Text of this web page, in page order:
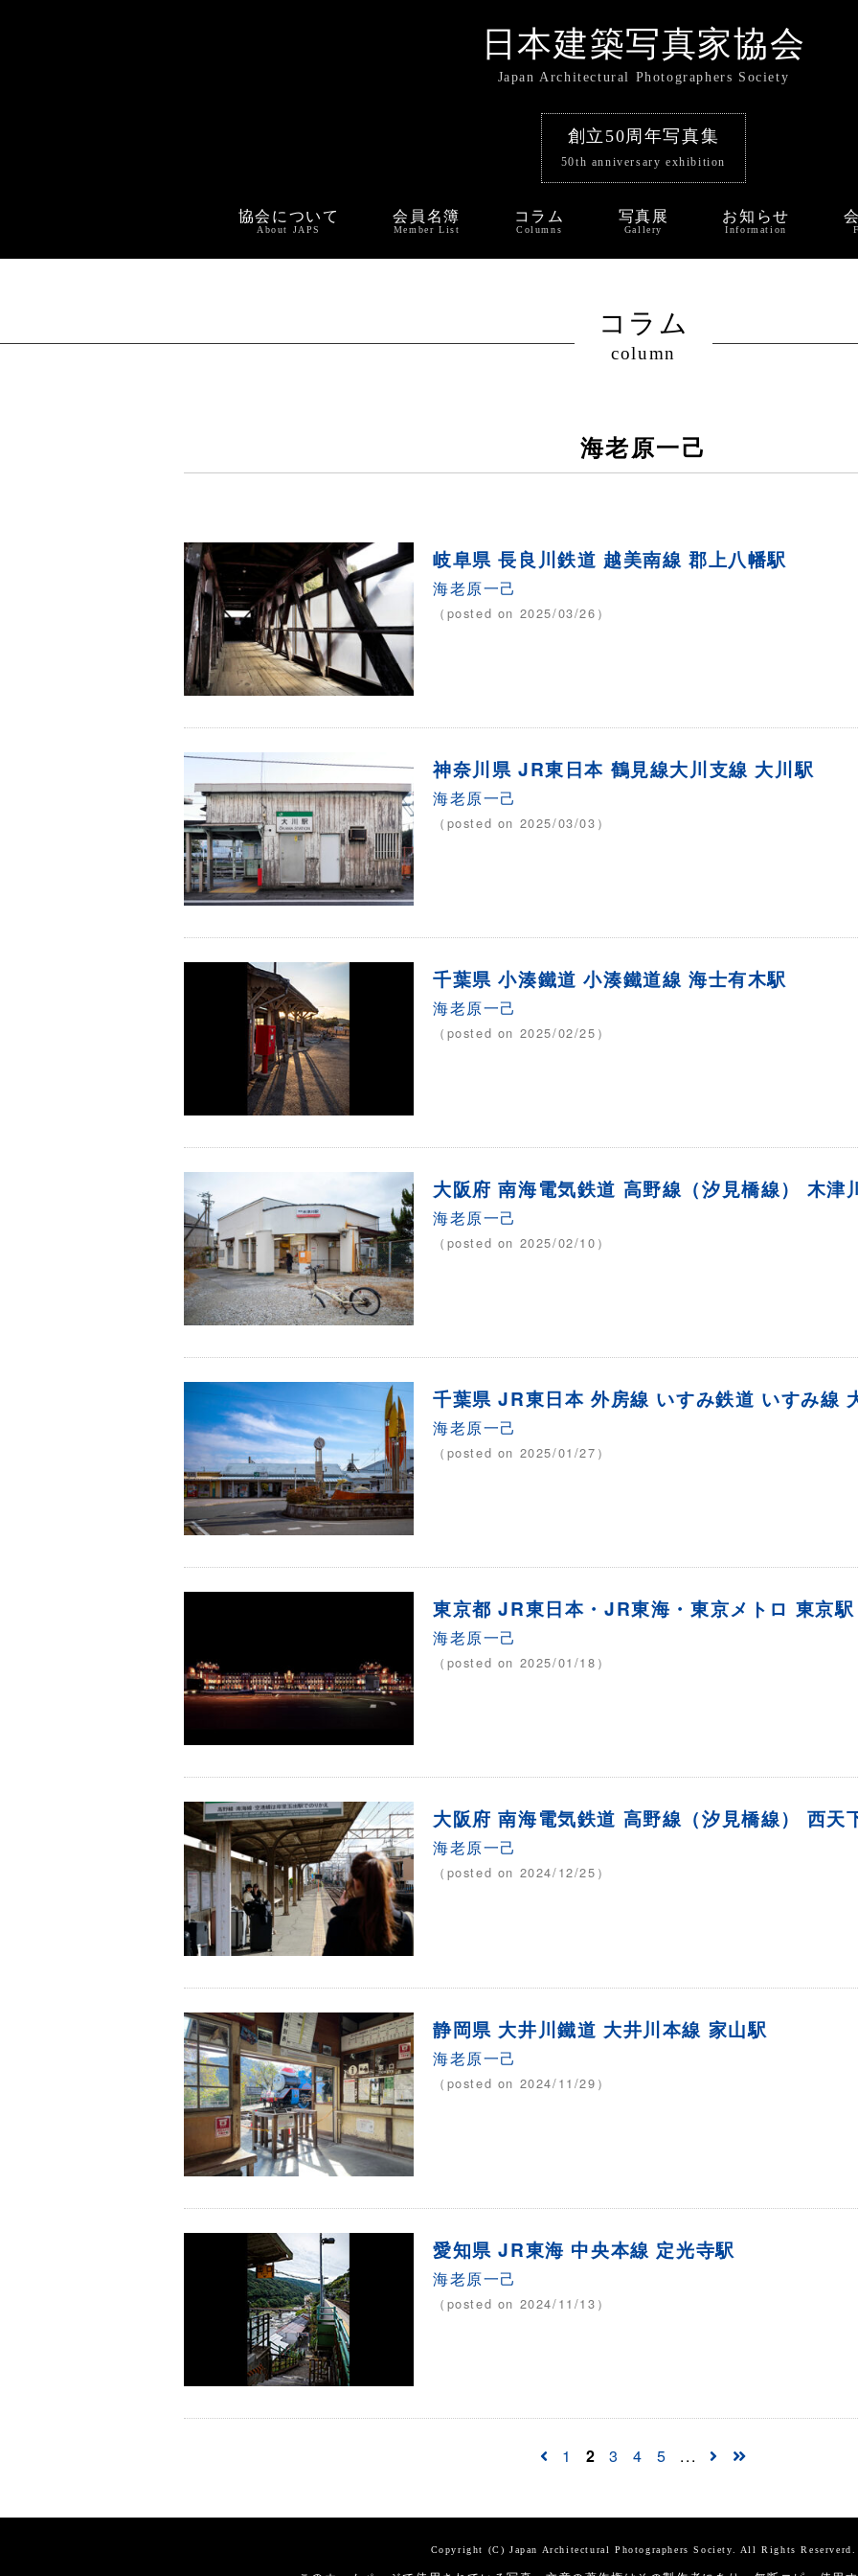
日本建築写真家協会
Japan Architectural Photographers Society
創立50周年写真集
50th anniversary exhibition
協会について
About JAPS
会員名簿
Member List
コラム
Columns
写真展
Gallery
お知らせ
Information
コラム
column
海老原一己
岐阜県 長良川鉄道 越美南線 郡上八幡駅
海老原一己
（posted on 2025/03/26）
神奈川県 JR東日本 鶴見線大川支線 大川駅
海老原一己
（posted on 2025/03/03）
千葉県 小湊鐵道 小湊鐵道線 海士有木駅
海老原一己
（posted on 2025/02/25）
大阪府 南海電気鉄道 高野線（汐見橋線） 木津
海老原一己
（posted on 2025/02/10）
千葉県 JR東日本 外房線 いすみ鉄道 いすみ線
海老原一己
（posted on 2025/01/27）
東京都 JR東日本・JR東海・東京メトロ 東京駅
海老原一己
（posted on 2025/01/18）
大阪府 南海電気鉄道 高野線（汐見橋線） 西天
海老原一己
（posted on 2024/12/25）
静岡県 大井川鐵道 大井川本線 家山駅
海老原一己
（posted on 2024/11/29）
愛知県 JR東海 中央本線 定光寺駅
海老原一己
（posted on 2024/11/13）
1 2 3 4 5 ...
Copyright (C) Japan Architectural Photographers Society. All Rights Reserverd.